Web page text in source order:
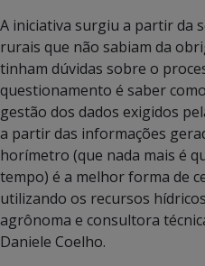
A iniciativa surgiu a partir da
rurais que não sabiam da
tinham dúvidas sobre o
questionamento é saber
gestão dos dados exigidos
a partir das informações
horímetro (que nada mais é
tempo) é a melhor forma de
utilizando os recursos
agrônoma e consultora
Daniele Coelho.